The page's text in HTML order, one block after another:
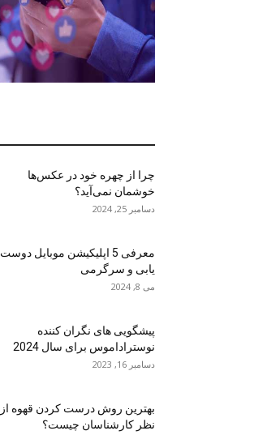
چرا از چهره خود در عکس‌ها
خوشمان نمی‌آید؟
دسامبر 25, 2024
معرفی 5 اپلیکیشن موبایل دوست
یابی و سرگرمی
می 8, 2024
پیشگویی های نگران کننده
نوستراداموس برای سال 2024
دسامبر 16, 2023
بهترین روش درست کردن قهوه از
نظر کارشناسان چیست؟